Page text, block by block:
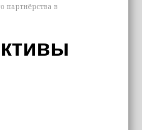
партнёрства в